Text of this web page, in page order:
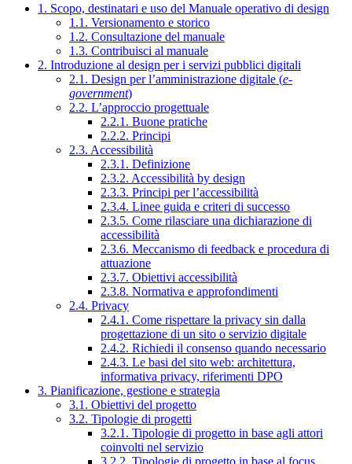
1. Scopo, destinatari e uso del Manuale operativo di design
1.1. Versionamento e storico
1.2. Consultazione del manuale
1.3. Contribuisci al manuale
2. Introduzione al design per i servizi pubblici digitali
2.1. Design per l’amministrazione digitale (e-
government)
2.2. L’approccio progettuale
2.2.1. Buone pratiche
2.2.2. Principi
2.3. Accessibilità
2.3.1. Definizione
2.3.2. Accessibilità by design
2.3.3. Principi per l’accessibilità
2.3.4. Linee guida e criteri di successo
2.3.5. Come rilasciare una dichiarazione di
accessibilità
2.3.6. Meccanismo di feedback e procedura di
attuazione
2.3.7. Obiettivi accessibilità
2.3.8. Normativa e approfondimenti
2.4. Privacy
2.4.1. Come rispettare la privacy sin dalla
progettazione di un sito o servizio digitale
2.4.2. Richiedi il consenso quando necessario
2.4.3. Le basi del sito web: architettura,
informativa privacy, riferimenti DPO
3. Pianificazione, gestione e strategia
3.1. Obiettivi del progetto
3.2. Tipologie di progetti
3.2.1. Tipologie di progetto in base agli attori
coinvolti nel servizio
3.2.2. Tipologie di progetto in base al focus